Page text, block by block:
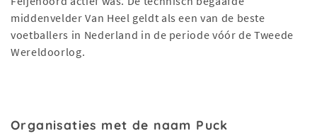
middenvelder Van Heel geldt als een van de beste
voetballers in Nederland in de periode vóór de Tweede
Wereldoorlog.
Organisaties met de naam Puck